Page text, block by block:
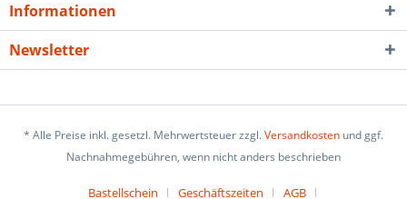
Informationen
Newsletter
* Alle Preise inkl. gesetzl. Mehrwertsteuer zzgl.Versandkosten und ggf.
Nachnahmegebühren, wenn nicht anders beschrieben
Bastellschein Geschäftszeiten AGB